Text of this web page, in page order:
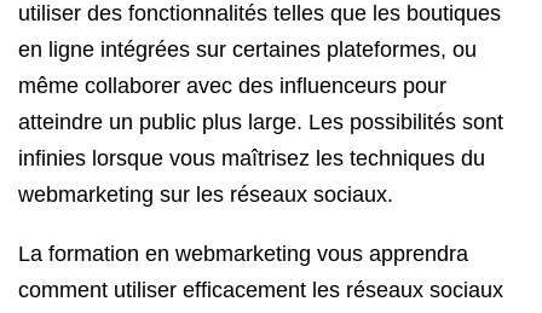
utiliser des fonctionnalités telles que les boutiques
en ligne intégrées sur certaines plateformes, ou
même collaborer avec des influenceurs pour
atteindre un public plus large. Les possibilités sont
infinies lorsque vous maîtrisez les techniques du
webmarketing sur les réseaux sociaux.
La formation en webmarketing vous apprendra
comment utiliser efficacement les réseaux sociaux